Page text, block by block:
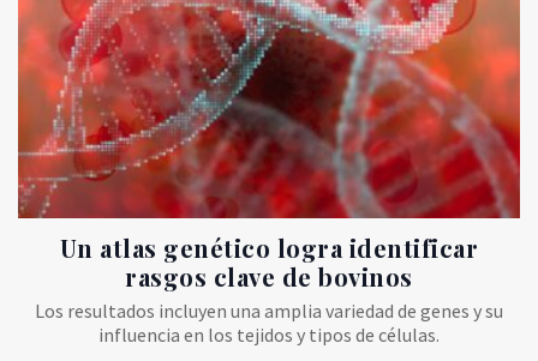
Un atlas genético logra identificar
rasgos clave de bovinos
Los resultados incluyen una amplia variedad de genes y su
influencia en los tejidos y tipos de células.